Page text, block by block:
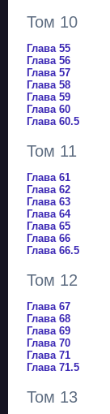
Том 10
Глава 55
Глава 56
Глава 57
Глава 58
Глава 59
Глава 60
Глава 60.5
Том 11
Глава 61
Глава 62
Глава 63
Глава 64
Глава 65
Глава 66
Глава 66.5
Том 12
Глава 67
Глава 68
Глава 69
Глава 70
Глава 71
Глава 71.5
Том 13